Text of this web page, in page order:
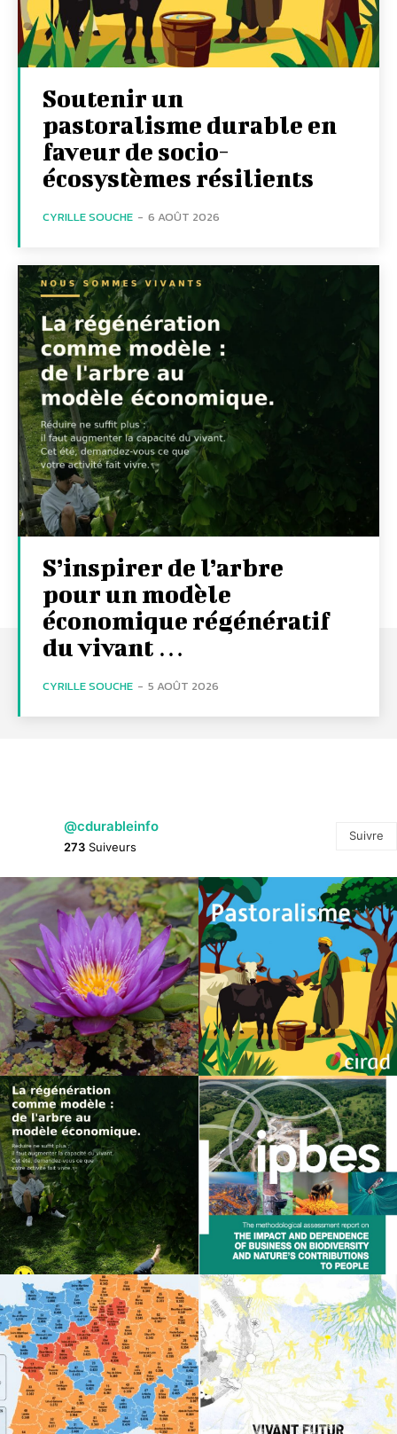
Soutenir un
pastoralisme durable en
faveur de socio-
écosystèmes résilients
CYRILLE SOUCHE - 6 AOÛT 2026
S’inspirer de l’arbre
pour un modèle
économique régénératif
du vivant …
CYRILLE SOUCHE - 5 AOÛT 2026
@cdurableinfo
273 Suiveurs
Suivre